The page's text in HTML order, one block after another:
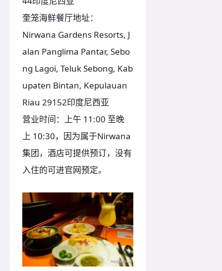
奎笼海鲜餐厅地址：
Nirwana Gardens Resorts, J
alan Panglima Pantar, Sebo
ng Lagoi, Teluk Sebong, Kab
upaten Bintan, Kepulauan
Riau 29152印度尼西亚
营业时间：上午 11:00 至晚
上 10:30，因为属于Nirwana
集团，酒店可提供预订，没有
入住的可进官网预定。